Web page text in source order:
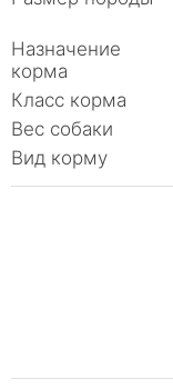
Назначение
корма
Класс корма
Вес собаки
Вид корму